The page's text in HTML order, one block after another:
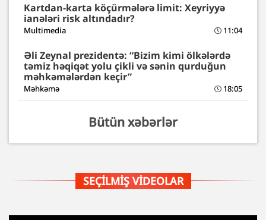
Kartdan-karta köçürmələrə limit: Xeyriyyə
ianələri risk altındadır?
Multimedia 11:04
Əli Zeynal prezidentə: “Bizim kimi ölkələrdə
təmiz həqiqət yolu çikli və sənin qurduğun
məhkəmələrdən keçir”
Məhkəmə 18:05
Bütün xəbərlər
SEÇILMIŞ VIDEOLAR